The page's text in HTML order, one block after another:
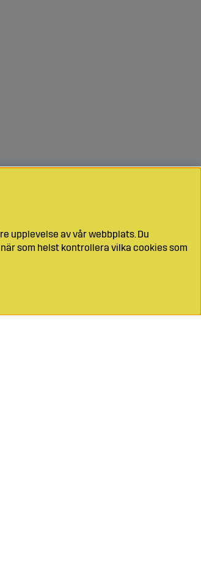
upplevelse av vår webbplats. Du
som helst kontrollera vilka cookies som